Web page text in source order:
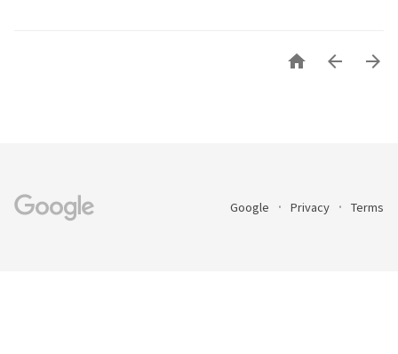
  
Google Privacy Terms